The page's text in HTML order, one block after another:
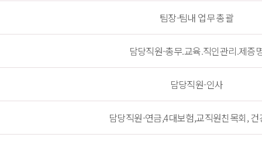
팀장-팀내 업무 총괄
담당직원-총무.교육.직인관리.제증
담당직원-인사
담당직원-연금,4대보험,교직원친목회, 건